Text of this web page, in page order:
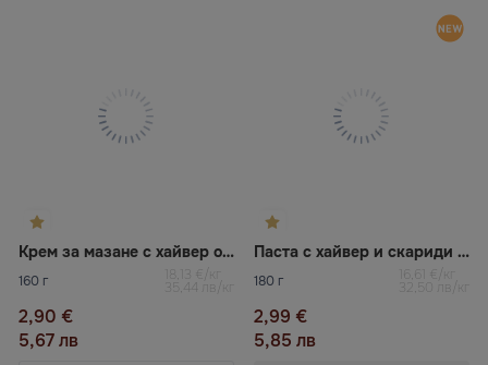
Крем за мазане с хайвер от атлантически видове риби със скарида VELADIS
160 г 18,13 €/кг
35,44 лв/кг
2,90 €
5,67 лв
Паста с хайвер и скариди САНТА БРЕМОР
180 г 16,61 €/кг
32,50 лв/кг
2,99 €
5,85 лв